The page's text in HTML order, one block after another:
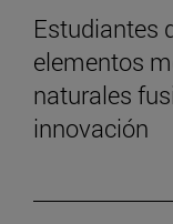
Estudiantes
elementos
naturales
innovación